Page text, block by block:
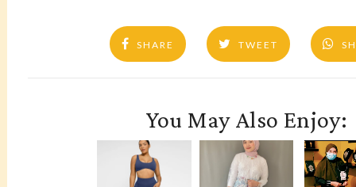
SHARE TWEET
You May Also Enjoy: